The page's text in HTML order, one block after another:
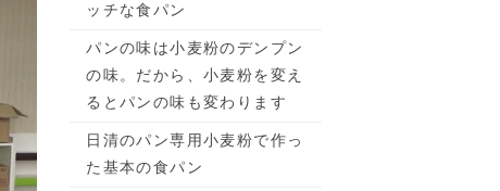
ッチな食パン
パンの味は小麦粉のデンプン
の味。だから、小麦粉を変え
るとパンの味も変わります
日清のパン専用小麦粉で作っ
た基本の食パン